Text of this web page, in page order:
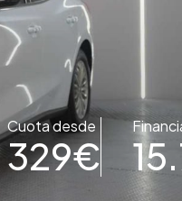
Cuota desde
329€